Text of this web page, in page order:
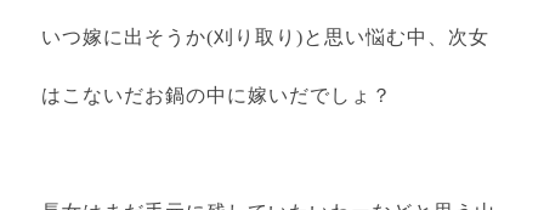
いつ嫁に出そうか(刈り取り)と思い悩む中、次女
はこないだお鍋の中に嫁いだでしょ？